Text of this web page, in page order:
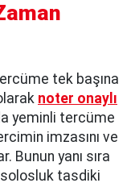
tek başına
noter onaylı
yeminli tercüme
imzasını ve
Bunun yanı sıra
tasdiki